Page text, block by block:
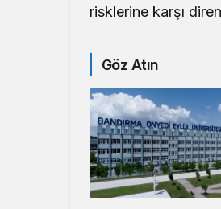
risklerine karşı
Göz Atın